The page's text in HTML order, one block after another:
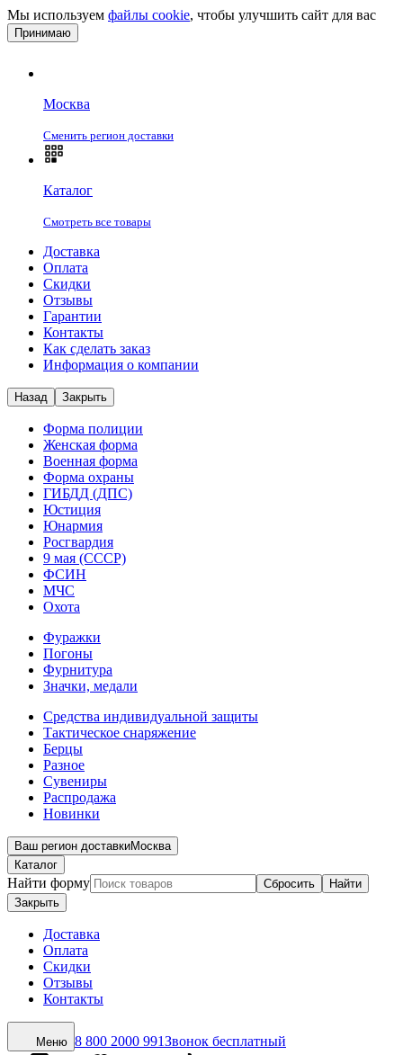
Мы используем файлы cookie, чтобы улучшить сайт для вас
Принимаю
Москва
Сменить регион доставки
Каталог
Смотреть все товары
Доставка
Оплата
Скидки
Отзывы
Гарантии
Контакты
Как сделать заказ
Информация о компании
Назад Закрыть
Форма полиции
Женская форма
Военная форма
Форма охраны
ГИБДД (ДПС)
Юстиция
Юнармия
Росгвардия
9 мая (СССР)
ФСИН
МЧС
Охота
Фуражки
Погоны
Фурнитура
Значки, медали
Средства индивидуальной защиты
Тактическое снаряжение
Берцы
Разное
Сувениры
Распродажа
Новинки
Ваш регион доставкиМосква
Каталог
Найти форму Сбросить
Найти
Закрыть
Доставка
Оплата
Скидки
Отзывы
Контакты
Меню 8 800 2000 991Звонок бесплатный